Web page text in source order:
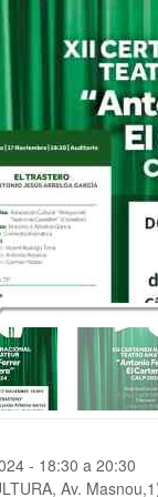
- 18:30 a 20:30
Av.